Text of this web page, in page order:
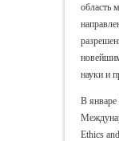
область
науки и
В январе
Ethics